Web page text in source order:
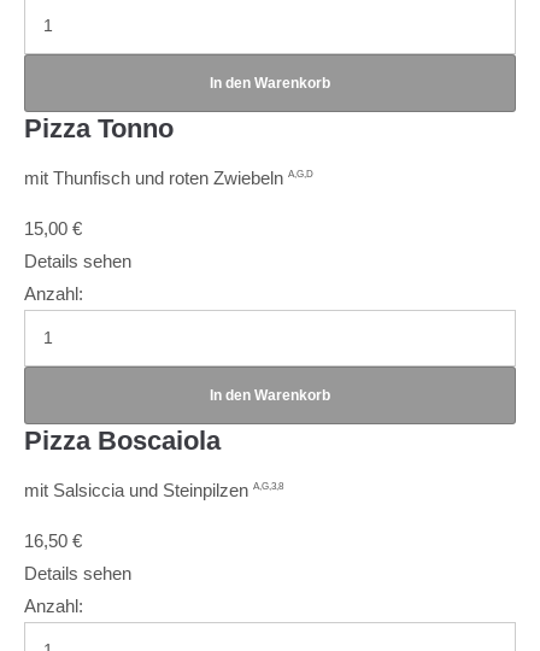
Pizza Tonno
mit Thunfisch und roten Zwiebeln A,G,D
15,00 €
Details sehen
Anzahl:
Pizza Boscaiola
mit Salsiccia und Steinpilzen A,G,3,8
16,50 €
Details sehen
Anzahl: